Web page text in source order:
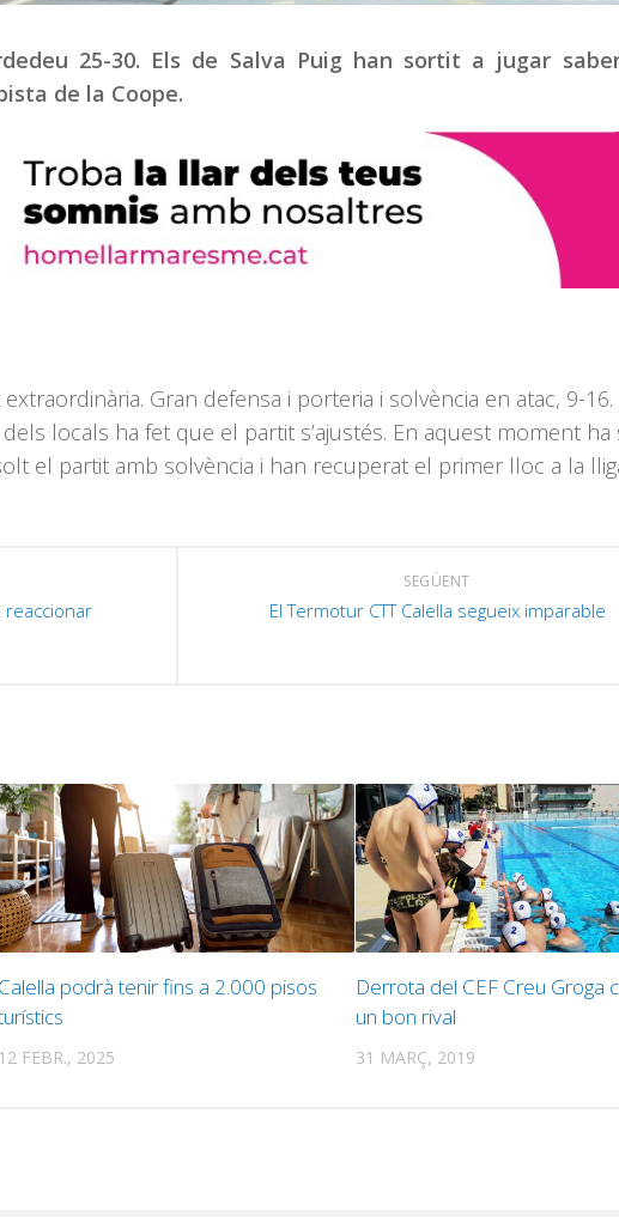
25-30. Els de Salva Puig han sortit a jugar
de la Coope.
Gran defensa i porteria i solvència en atac, 9-16.
locals ha fet que el partit s’ajustés. En aquest moment ha
el partit amb solvència i han recuperat el primer lloc a la
SEGÜENT
El Termotur CTT Calella segueix imparable
reaccionar
Calella podrà tenir fins a 2.000 pisos
12 FEBR., 2025
Derrota del CEF Creu Groga
un bon rival
31 MARÇ, 2019